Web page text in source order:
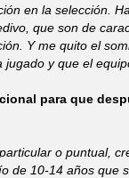
en la selección.
que son de
Y me quito el
y que el
para que
o puntual,
de 10-14 años que